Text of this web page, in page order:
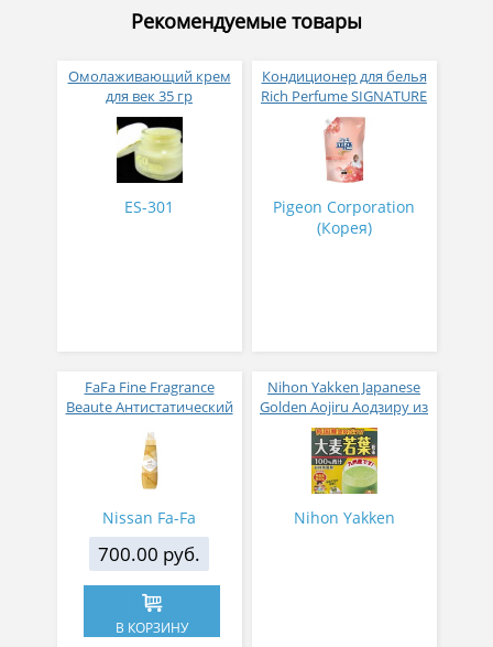
Рекомендуемые товары
Омолаживающий крем
для век 35 гр
ES-301
Кондиционер для белья
Rich Perfume SIGNATURE
парфюмированный
супер-концентрат с
ароматом Фиеста 1,6 л
Pigeon Corporation
(Корея)
FaFa Fine Fragrance
Beaute Антистатический
с ароматом цветов,
мускуса и сандалового
дерева 600 мл
Nissan Fa-Fa
700.00 руб.
В КОРЗИНУ
Nihon Yakken Japanese
Golden Aojiru Аодзиру из
листьев молодого
ячменя
Nihon Yakken